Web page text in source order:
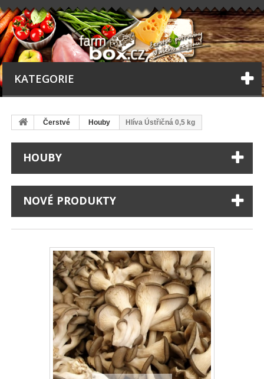
KATEGORIE
Čerstvé Houby Hlíva Ústřičná 0,5 kg
HOUBY
NOVÉ PRODUKTY